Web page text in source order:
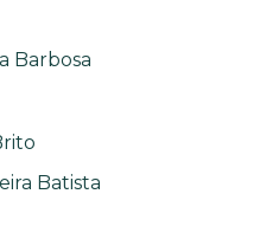
Barbosa
Batista